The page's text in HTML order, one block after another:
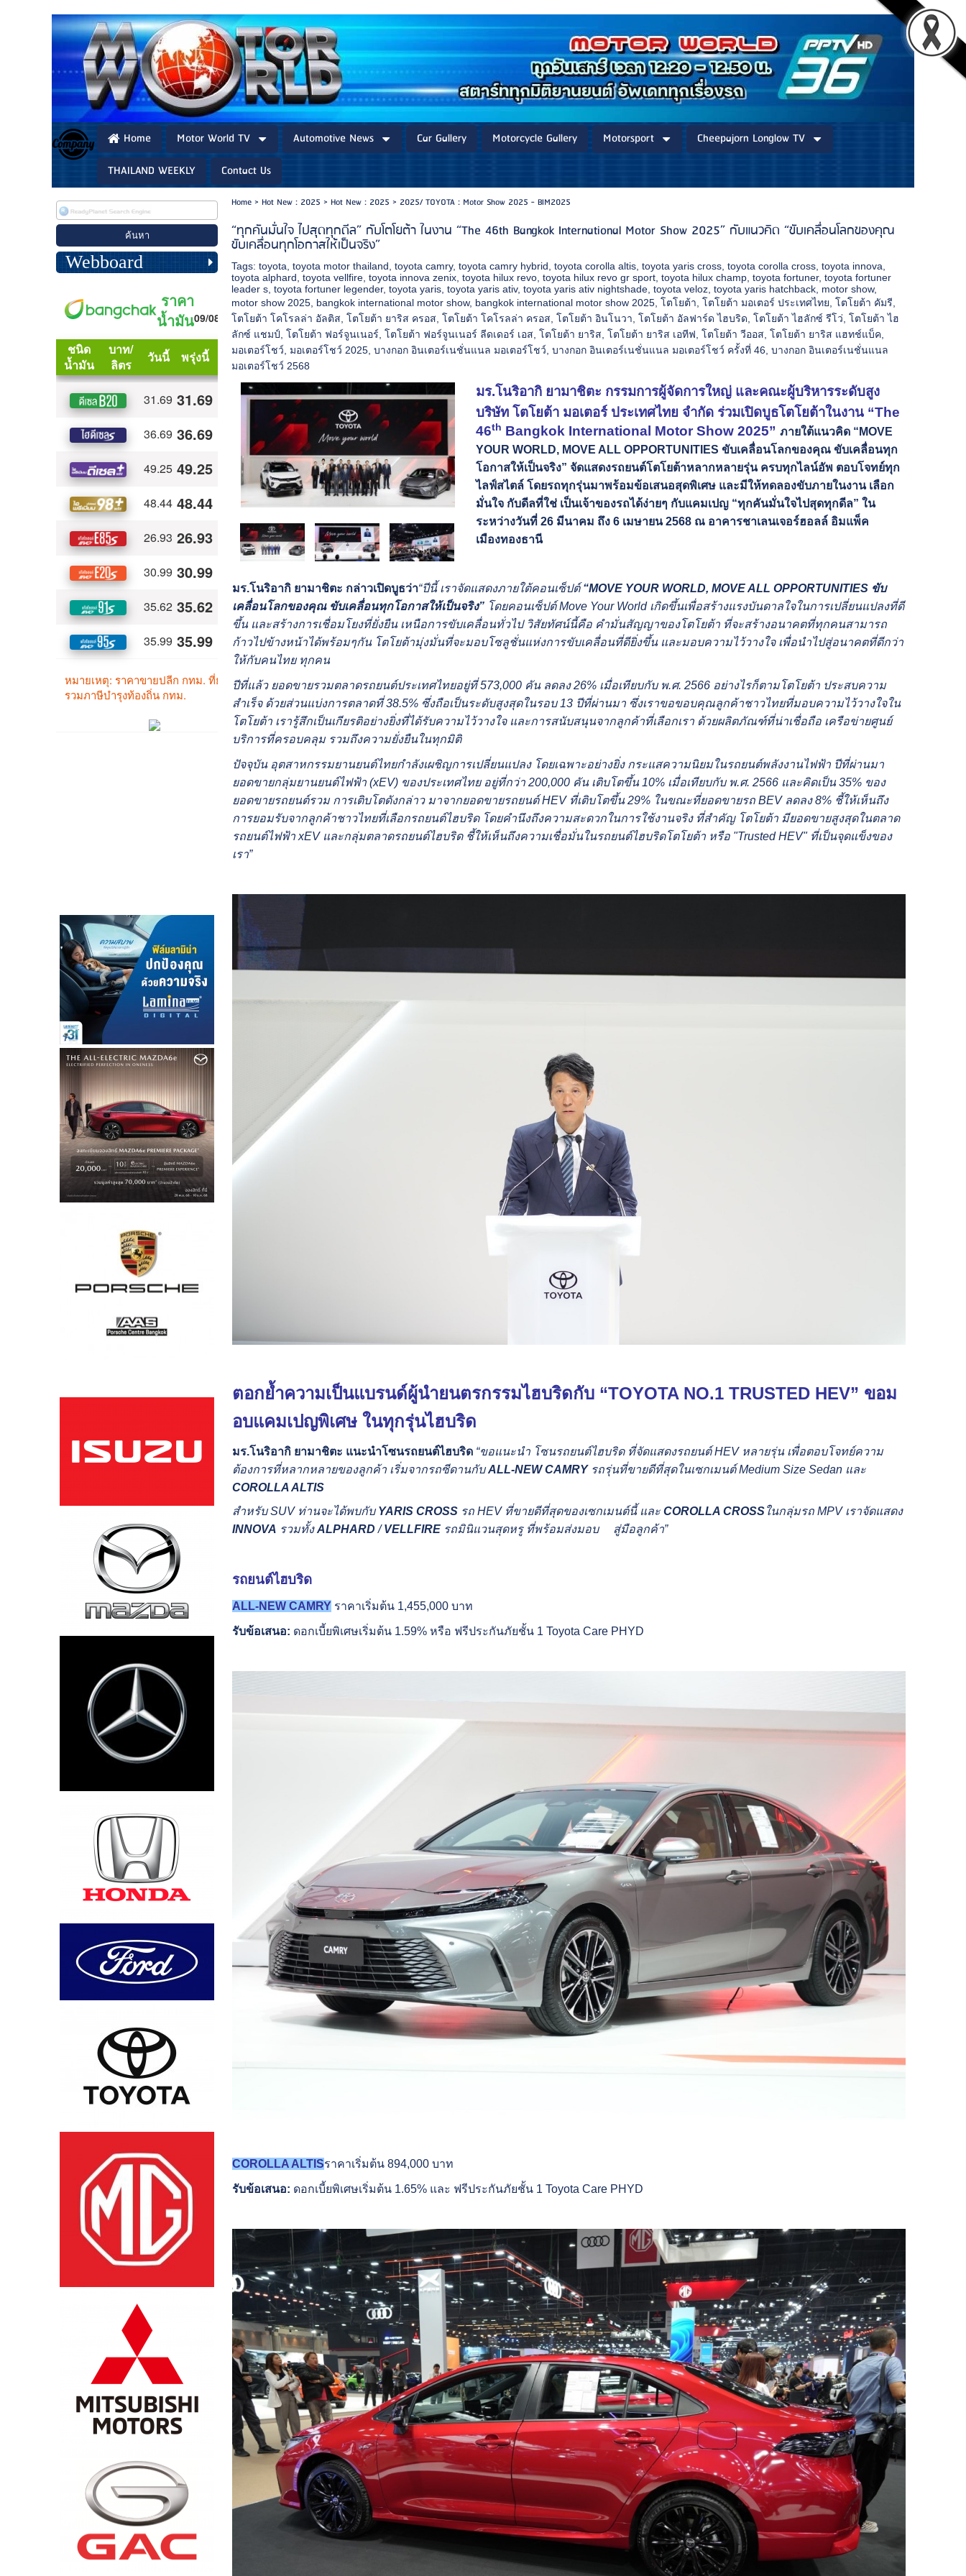
Home Motor World TV Automotive News Car Gallery Motorcycle Gallery Motorsport
Cheepajorn Longlow TV
THAILAND WEEKLY
Contact Us
Webboard
Home> Hot New : 2025 > Hot New : 2025 > 2025/ TOYOTA : Motor Show 2025 - BIM2025
“ทุกคันมั่นใจ ไปสุดทุกดีล” กับโตโยต้า ในงาน “The 46th Bangkok International Motor Show 2025” กับแนวคิด “ขับเคลื่อนโลกของคุณ
ขับเคลื่อนทุกโอกาสให้เป็นจริง”
Tags:toyota ,toyota motor thailand ,toyota camry,toyota camry hybrid ,toyota corolla altis ,toyota yaris cross ,toyota corolla cross ,toyota innova
toyota alphard ,toyota vellfire ,toyota innova zenix ,toyota hilux revo ,toyota hilux revo gr sport ,toyota hilux champ ,toyota fortuner,toyota fortuner
leader s ,toyota fortuner legender,toyota yaris ,toyota yaris ativ,toyota yaris ativ nightshade ,toyota veloz ,toyota yaris hatchback motor show,
motor show 2025 bangkok international motor show, bangkok international motor show 2025 ,โตโยต้า ,โตโยต้า มอเตอร์ ประเทศไทย ,โตโยต้า คัมรี
โตโยต้า โคโรลล่า อัลติส ,โตโยต้า ยาริส ครอส ,โตโยต้า โคโรลล่า ครอส ,โตโยต้า อินโนวา ,โตโยต้า อัลฟาร์ด ไฮบริด ,โตโยต้า ไฮลักซ์ รีโว่ ,โตโยต้า ไฮ
ลักซ์ แชมป์ ,โตโยต้า ฟอร์จูนเนอร์ ,โตโยต้า ฟอร์จูนเนอร์ ลีดเดอร์ เอส ,โตโยต้า ยาริส ,โตโยต้า ยาริส เอทีฟ ,โตโยต้า วีออส ,โตโยต้า ยาริส แฮทช์แบ็ค
มอเตอร์โชว์ ,มอเตอร์โชว์ 2025 ,บางกอก อินเตอร์เนชั่นแนล มอเตอร์โชว์ ,บางกอก อินเตอร์เนชั่นแนล มอเตอร์โชว์ ครั้งที่ 46 ,บางกอก อินเตอร์เนชั่นแนล
มอเตอร์โชว์ 2568
มร.โนริอากิ ยามาชิตะ กรรมการผู้จัดการใหญ่ และคณะผู้บริหารระดับสูง
บริษัท โตโยต้า มอเตอร์ ประเทศไทย จำกัด ร่วมเปิดบูธโตโยต้าในงาน “The
46th Bangkok International Motor Show2025”ภายใต้แนวคิด “MOVE
YOUR WORLD, MOVE ALL OPPORTUNITIESขับเคลื่อนโลกของคุณ ขับเคลื่อนทุก
โอกาสให้เป็นจริง” จัดแสดงรถยนต์โตโยต้าหลากหลายรุ่น ครบทุกไลน์อัพ ตอบโจทย์ทุก
ไลฟ์สไตล์โดยรถทุกรุ่นมาพร้อมข้อเสนอสุดพิเศษ และมีให้ทดลองขับภายในงาน เลือก
มั่นใจ กับดีลที่ใช่ เป็นเจ้าของรถได้ง่ายๆ กับแคมเปญ “ทุกคันมั่นใจไปสุดทุกดีล” ใน
ระหว่างวันที่26 มีนาคม ถึง6 เมษายน 2568 ณ อาคารชาเลนเจอร์ฮอลล์ อิมแพ็ค
เมืองทองธานี
มร.โนริอากิ ยามาชิตะ กล่าวเปิดบูธว่า“ปีนี้ เราจัดแสดงภายใต้คอนเซ็ปต์ “MOVE YOUR WORLD, MOVE ALL OPPORTUNITIES ขับ
เคลื่อนโลกของคุณ ขับเคลื่อนทุกโอกาสให้เป็นจริง”โดยคอนเซ็ปต์Move Your World เกิดขึ้นเพื่อสร้างแรงบันดาลใจในการเปลี่ยนแปลงที่ดี
ขึ้น และสร้างการเชื่อมโยงที่ยั่งยืน เหนือการขับเคลื่อนทั่วไป วิสัยทัศน์นี้คือ คำมั่นสัญญาของโตโยต้า ที่จะสร้างอนาคตที่ทุกคนสามารถ
ก้าวไปข้างหน้าได้พร้อมๆกัน โตโยต้ามุ่งมั่นที่จะมอบโซลูชั่นแห่งการขับเคลื่อนที่ดียิ่งขึ้น และมอบความไว้วางใจ เพื่อนำไปสู่อนาคตที่ดีกว่า
ให้กับคนไทยทุกคน
ปีที่แล้ว ยอดขายรวมตลาดรถยนต์ประเทศไทยอยู่ที่ 573,000 คัน ลดลง 26% เมื่อเทียบกับ พ.ศ. 2566 อย่างไรก็ตามโตโยต้า ประสบความ
สำเร็จ ด้วยส่วนแบ่งการตลาดที่ 38.5% ซึ่งถือเป็นระดับสูงสุดในรอบ 13 ปีที่ผ่านมา ซึ่งเราขอขอบคุณลูกค้าชาวไทยที่มอบความไว้วางใจใน
โตโยต้า เรารู้สึกเป็นเกียรติอย่างยิ่งที่ได้รับความไว้วางใจ และการสนับสนุนจากลูกค้าที่เลือกเรา ด้วยผลิตภัณฑ์ที่น่าเชื่อถือ เครือข่ายศูนย์
บริการที่ครอบคลุม รวมถึงความยั่งยืนในทุกมิติ
ปัจจุบัน อุตสาหกรรมยานยนต์ไทยกำลังเผชิญการเปลี่ยนแปลง โดยเฉพาะอย่างยิ่ง กระแสความนิยมในรถยนต์พลังงานไฟฟ้า ปีที่ผ่านมา
ยอดขายกลุ่มยานยนต์ไฟฟ้า (xEV) ของประเทศไทย อยู่ที่กว่า 200,000 คัน เติบโตขึ้น 10% เมื่อเทียบกับ พ.ศ. 2566 และคิดเป็น 35% ของ
ยอดขายรถยนต์รวม การเติบโตดังกล่าว มาจากยอดขายรถยนต์ HEV ที่เติบโตขึ้น 29% ในขณะที่ยอดขายรถ BEV ลดลง 8% ชี้ให้เห็นถึง
การยอมรับจากลูกค้าชาวไทยที่เลือกรถยนต์ไฮบริด โดยคำนึงถึงความสะดวกในการใช้งานจริง ที่สำคัญ โตโยต้า มียอดขายสูงสุดในตลาด
รถยนต์ไฟฟ้า xEV และกลุ่มตลาดรถยนต์ไฮบริด ชี้ให้เห็นถึงความเชื่อมั่นในรถยนต์ไฮบริดโตโยต้า หรือ "Trusted HEV" ที่เป็นจุดแข็งของ
เรา”
ตอกย้ำความเป็นแบรนด์ผู้นำยนตรกรรมไฮบริดกับ “TOYOTA NO.1 TRUSTED HEV” ขอม
อบแคมเปญพิเศษ ในทุกรุ่นไฮบริด
มร.โนริอากิ ยามาชิตะ แนะนำโซนรถยนต์ไฮบริด “ขอแนะนำ โซนรถยนต์ไฮบริด ที่จัดแสดงรถยนต์ HEV หลายรุ่น เพื่อตอบโจทย์ความ
ต้องการที่หลากหลายของลูกค้า เริ่มจากรถซีดานกับALL-NEW CAMRYรถรุ่นที่ขายดีที่สุดในเซกเมนต์ Medium Size Sedan และ
COROLLA ALTIS
สำหรับSUV ท่านจะได้พบกับYARIS CROSSรถ HEV ที่ขายดีที่สุดของเซกเมนต์นี้ และ COROLLA CROSSในกลุ่มรถ MPV เราจัดแสดง
INNOVA รวมทั้งALPHARD /VELLFIREรถมินิแวนสุดหรู ที่พร้อมส่งมอบ สู่มือลูกค้า”
รถยนต์ไฮบริด
ALL-NEW CAMRYราคาเริ่มต้น 1,455,000 บาท
รับข้อเสนอ: ดอกเบี้ยพิเศษเริ่มต้น 1.59% หรือ ฟรีประกันภัยชั้น 1 Toyota Care PHYD
COROLLA ALTISราคาเริ่มต้น 894,000 บาท
รับข้อเสนอ: ดอกเบี้ยพิเศษเริ่มต้น 1.65% และ ฟรีประกันภัยชั้น 1 Toyota Care PHYD